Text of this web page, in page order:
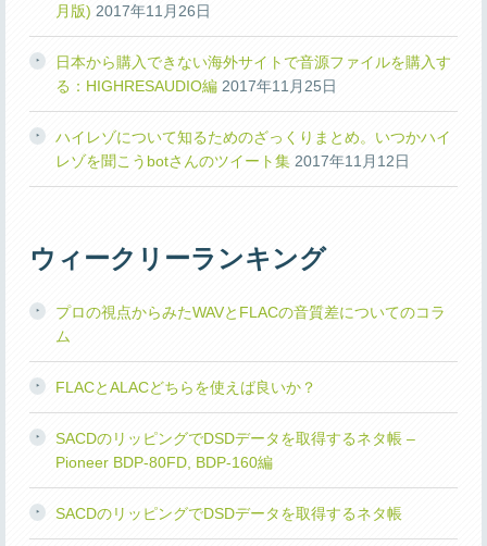
月版) 2017年11月26日
日本から購入できない海外サイトで音源ファイルを購入す
る：HIGHRESAUDIO編 2017年11月25日
ハイレゾについて知るためのざっくりまとめ。いつかハイ
レゾを聞こうbotさんのツイート集 2017年11月12日
ウィークリーランキング
プロの視点からみたWAVとFLACの音質差についてのコラ
ム
FLACとALACどちらを使えば良いか？
SACDのリッピングでDSDデータを取得するネタ帳 –
Pioneer BDP-80FD, BDP-160編
SACDのリッピングでDSDデータを取得するネタ帳